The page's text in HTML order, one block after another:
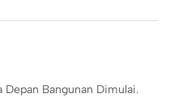
Depan Bangunan Dimulai.